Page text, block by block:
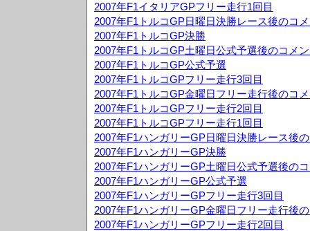
2007年F1イタリアGPフリー走行1回目
2007年F1トルコGP日曜日決勝レース後のコ
2007年F1トルコGP決勝
2007年F1トルコGP土曜日公式予選後のコメ
2007年F1トルコGP公式予選
2007年F1トルコGPフリー走行3回目
2007年F1トルコGP金曜日フリー走行後のコ
2007年F1トルコGPフリー走行2回目
2007年F1トルコGPフリー走行1回目
2007年F1ハンガリーGP日曜日決勝レース後
2007年F1ハンガリーGP決勝
2007年F1ハンガリーGP土曜日公式予選後の
2007年F1ハンガリーGP公式予選
2007年F1ハンガリーGPフリー走行3回目
2007年F1ハンガリーGP金曜日フリー走行後
2007年F1ハンガリーGPフリー走行2回目